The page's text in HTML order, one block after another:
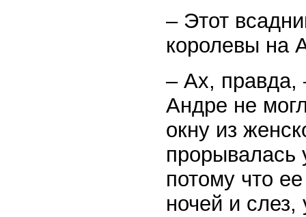
– Этот
королевы на
– Ах, правда,
Андре не
окну из
прорывалась
потому что
ночей и слез,